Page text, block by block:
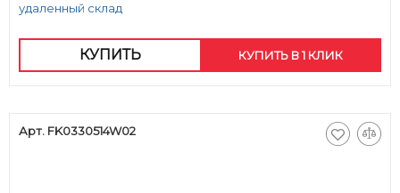
удаленный склад
КУПИТЬ КУПИТЬ В 1 КЛИК
Арт. FK0330514W02